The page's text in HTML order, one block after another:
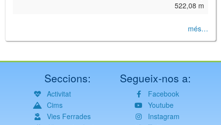
522,08 m
més…
Seccions:
Activitat
Cims
Vies Ferrades
Segueix-nos a:
Facebook
Youtube
Instagram